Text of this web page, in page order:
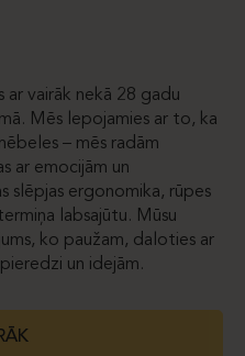
otrreizēji pārstrādātu
ar vairāk nekā 28 gadu
Mēs lepojamies ar to, ka
– mēs radām
ar emocijām un
slēpjas ergonomika, rūpes
labsajūtu. Mūsu
ko paužam, daloties ar
un idejām.